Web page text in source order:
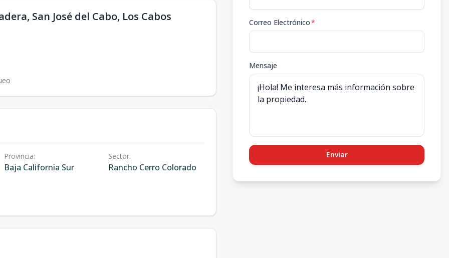
San José del Cabo, Los Cabos
Provincia:
Baja California Sur
Sector:
Rancho Cerro Colorado
Correo Electrónico*
Mensaje
Enviar